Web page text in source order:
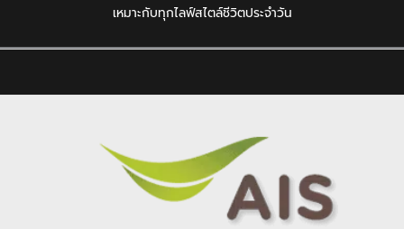
เหมาะกับทุกไลฟ์สไตล์ชีวิตประจำวัน